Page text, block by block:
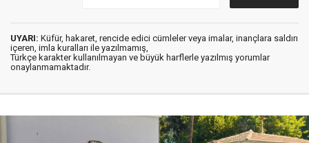
UYARI: Küfür, hakaret, rencide edici cümleler veya imalar, inançlara saldırı
içeren, imla kuralları ile yazılmamış,
Türkçe karakter kullanılmayan ve büyük harflerle yazılmış yorumlar
onaylanmamaktadır.